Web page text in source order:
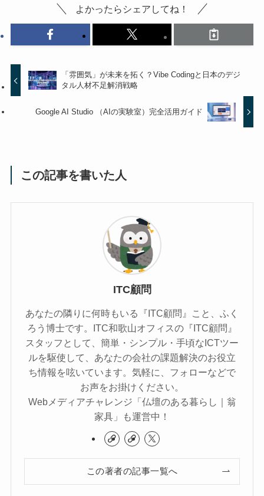
よかったらシェアしてね！
「雰囲気」が未来を拓く？Vibe Codingと日本のデジ
タル人材不足解消戦略
Google AI Studio （AIの実験室）完全活用ガイド
この記事を書いた人
ITC顧問
あなたの隣りに何時もいる『ITC顧問』こと、ふく
ろう博士です。ITC和歌山オフィスの『ITC顧問』
スタッフとして、簡単・シンプル・手頃なICTツー
ルを駆使して、あなたの会社の課題解決のお役立
ち情報を呟いています。気軽に、フォローなどで
お声をお掛けください。
Webメディアチャレンジ「仏壇のある暮らし｜翁
家具」も運営中！
この著者の記事一覧へ